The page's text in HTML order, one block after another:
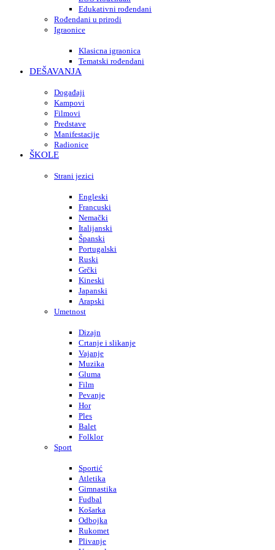
Edukativni rođendani
Rođendani u prirodi
Igraonice
Klasicna igraonica
Tematski rođendani
DEŠAVANJA
Događaji
Kampovi
Filmovi
Predstave
Manifestacije
Radionice
ŠKOLE
Strani jezici
Engleski
Francuski
Nemački
Italijanski
Španski
Portugalski
Ruski
Grčki
Kineski
Japanski
Arapski
Umetnost
Dizajn
Crtanje i slikanje
Vajanje
Muzika
Gluma
Film
Pevanje
Hor
Ples
Balet
Folklor
Sport
Sportić
Atletika
Gimnastika
Fudbal
Košarka
Odbojka
Rukomet
Plivanje